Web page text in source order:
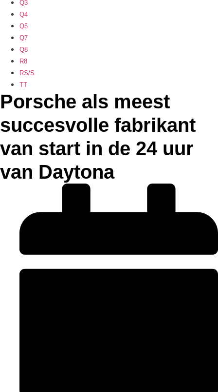
Q3
Q4
Q5
Q7
Q8
R8
RS/S
TT
Porsche als meest
succesvolle fabrikant
van start in de 24 uur
van Daytona